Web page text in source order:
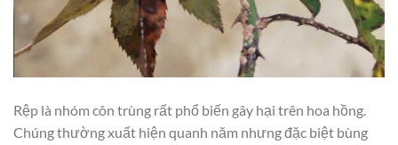
Rệp là nhóm côn trùng rất phổ biến gây hại trên hoa hồng.
Chúng thường xuất hiện quanh năm nhưng đặc biệt bùng